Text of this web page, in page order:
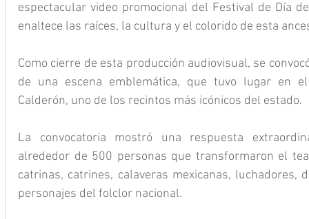
espectacular video promocional del Festival de Día
enaltece las raíces, la cultura y el colorido de esta
Como cierre de esta producción audiovisual, se
de una escena emblemática, que tuvo lugar en
Calderón, uno de los recintos más icónicos del estado.
La convocatoria mostró una respuesta
alrededor de 500 personas que transformaron el
catrinas, catrines, calaveras mexicanas, luchadores,
personajes del folclor nacional.